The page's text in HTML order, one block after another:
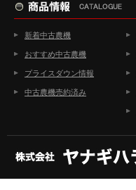
新着中古農機
おすすめ中古農機
プライスダウン情報
中古農機売約済み